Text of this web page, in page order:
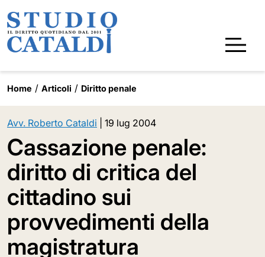
Home Articoli Diritto penale
Avv. Roberto Cataldi 19 lug 2004
Cassazione penale:
diritto di critica del
cittadino sui
provvedimenti della
magistratura